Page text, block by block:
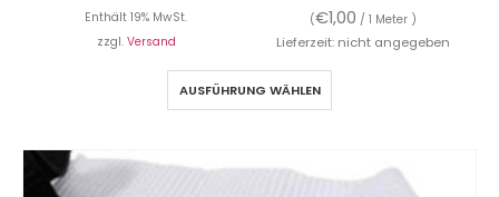
Enthält 19% MwSt. (€1,00 / 1 Meter )
zzgl. Versand Lieferzeit: nicht angegeben
AUSFÜHRUNG WÄHLEN